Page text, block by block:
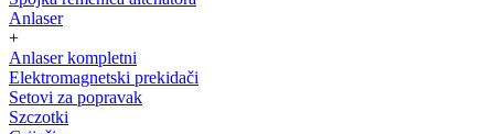
Anlaser
+
Anlaser kompletni
Elektromagnetski prekidači
Setovi za popravak
Szczotki